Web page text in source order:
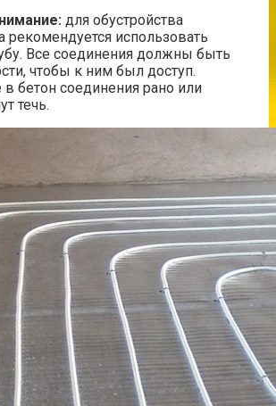
для обустройства
рекомендуется использовать
Все соединения должны быть
чтобы к ним был доступ.
бетон соединения рано или
течь.